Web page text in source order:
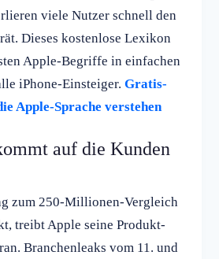
viele Nutzer schnell den
Dieses kostenlose Lexikon
Apple-Begriffe in einfachen
iPhone-Einsteiger. Gratis-
Apple-Sprache verstehen
auf die Kunden
zum 250-Millionen-Vergleich
treibt Apple seine Produkt-
Branchenleaks vom 11. und